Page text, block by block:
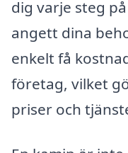
dig varje steg
angett dina
enkelt få
företag, vilket
priser och